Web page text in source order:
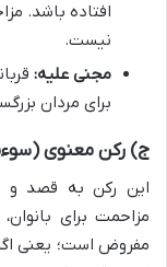
افتاده باشد.
نیست.
مجنی علیه:
برای مردان
ج) رکن معنوی
این رکن به قصد و
مزاحمت برای
مفروض است؛ یعنی